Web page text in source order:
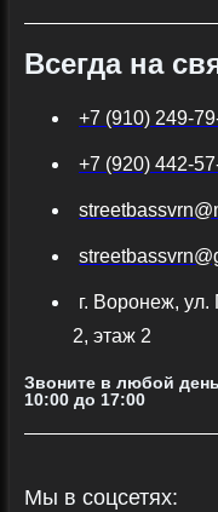
Всегда на
+7 (910) 249-
+7 (920) 442-
г. Воронеж,
2, этаж 2
Звоните в любой
10:00 до 17:00
Мы в соцсетях: